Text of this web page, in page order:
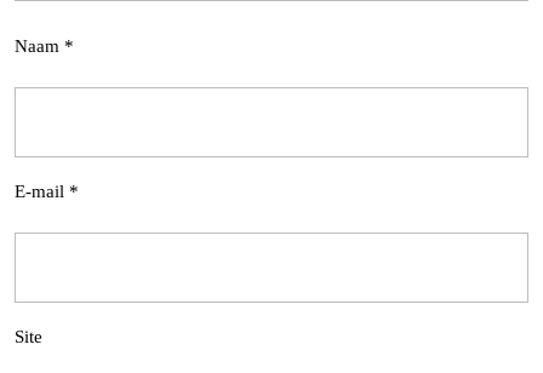
Naam *
E-mail *
Site